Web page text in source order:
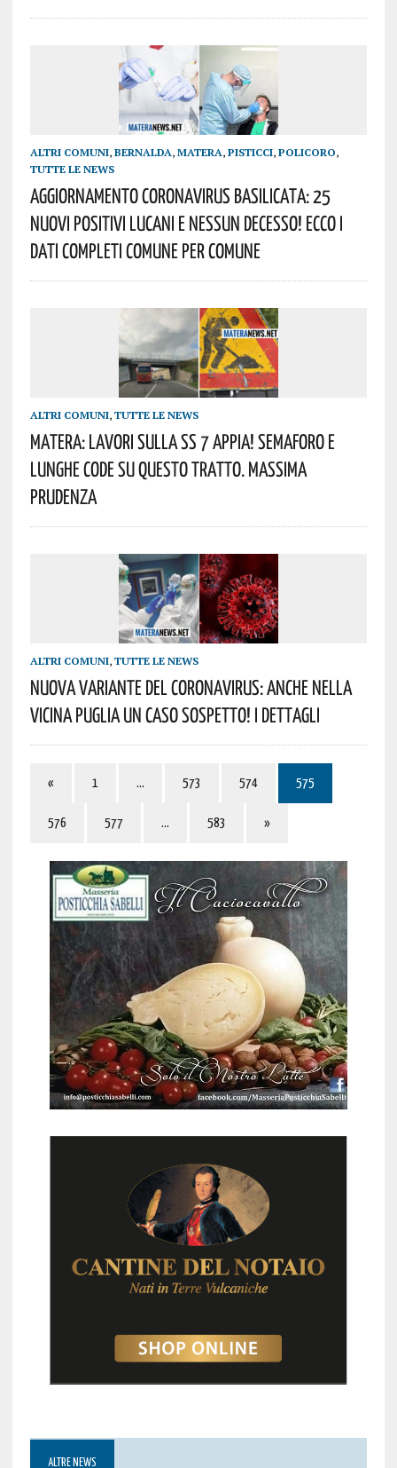
ALTRI COMUNI, BERNALDA, MATERA, PISTICCI, POLICORO,
TUTTE LE NEWS
AGGIORNAMENTO Coronavirus Basilicata: 25
Nuovi Positivi Lucani E Nessun Decesso! Ecco I
Dati Completi Comune Per Comune
ALTRI COMUNI, TUTTE LE NEWS
Matera: Lavori Sulla SS 7 Appia! Semaforo E
Lunghe Code Su Questo Tratto. Massima
Prudenza
ALTRI COMUNI, TUTTE LE NEWS
Nuova Variante Del Coronavirus: Anche Nella
Vicina Puglia Un Caso Sospetto! I Dettagli
« 1 … 573 574 575
576 577 … 583 »
ALTRE NEWS